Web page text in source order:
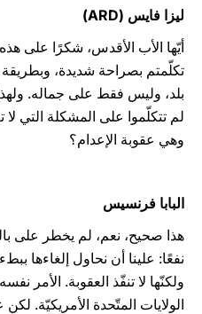
ليزا فايس (ARD)
أيّها الأب الأقدس، شكرًا على هذه
تكلّمتم بصراحة شديدة،
بلد، وليس فقط على جماله. ولهذا
لم تتكلّموا على المشكلة التي
وهي عقوبة الإعدام؟
البابا فرنسيس
هذا صحيح، نعم، لم يخطر على
نفعًا: علينا أن نحاول إلغاءها
ولكنّها لا تنفّذ العقوبة. الأمر
الولايات المتّحدة الأمريكيّة.